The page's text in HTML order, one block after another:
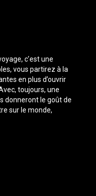
c’est une
vous partirez à la
en plus d’ouvrir
toujours, une
donneront le goût de
sur le monde,